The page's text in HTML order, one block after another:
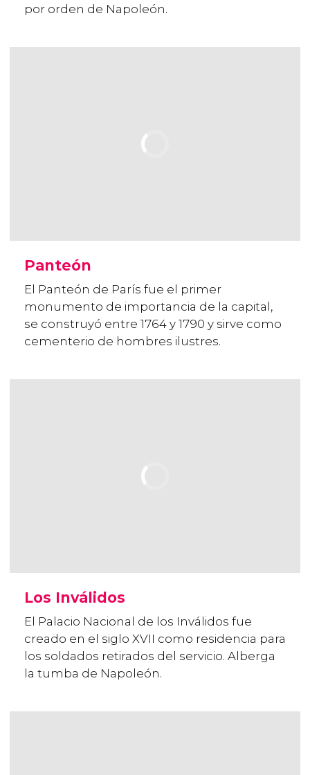
por orden de Napoleón.
Panteón
El Panteón de París fue el primer
monumento de importancia de la capital,
se construyó entre 1764 y 1790 y sirve como
cementerio de hombres ilustres.
Los Inválidos
El Palacio Nacional de los Inválidos fue
creado en el siglo XVII como residencia para
los soldados retirados del servicio. Alberga
la tumba de Napoleón.